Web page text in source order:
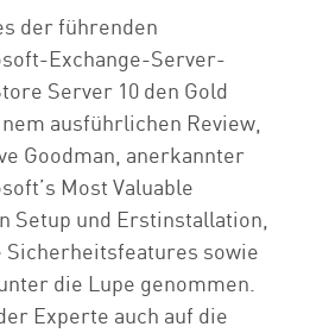
der führenden
Exchange-Server-
Server 10 den Gold
ausführlichen Review,
Goodman, anerkannter
Most Valuable
Setup und Erstinstallation,
sowie
die Lupe genommen.
Experte auch auf die